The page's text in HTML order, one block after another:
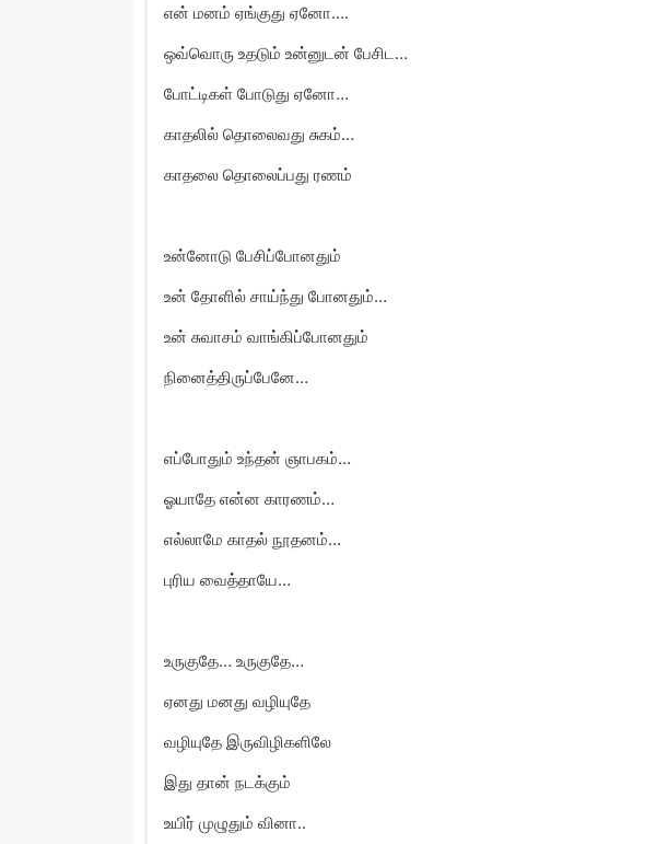
என் மனம் ஏங்குது ஏனோ….
ஒவ்வொரு உதடும் உன்னுடன் பேசிட…
போட்டிகள் போடுது ஏனோ…
காதலில் தொலைவது சுகம்…
காதலை தொலைப்பது ரணம்
உன்னோடு பேசிப்போனதும்
உன் தோளில் சாய்ந்து போனதும்…
உன் சுவாசம் வாங்கிப்போனதும்
நினைத்திருப்பேனே…
எப்போதும் உந்தன் ஞாபகம்…
ஓயாதே என்ன காரணம்…
எல்லாமே காதல் நூதனம்…
புரிய வைத்தாயே…
உருகுதே… உருகுதே…
ஏனது மனது வழியுதே
வழியுதே இருவிழிகளிலே
இது தான் நடக்கும்
உயிர் முழுதும் வினா..